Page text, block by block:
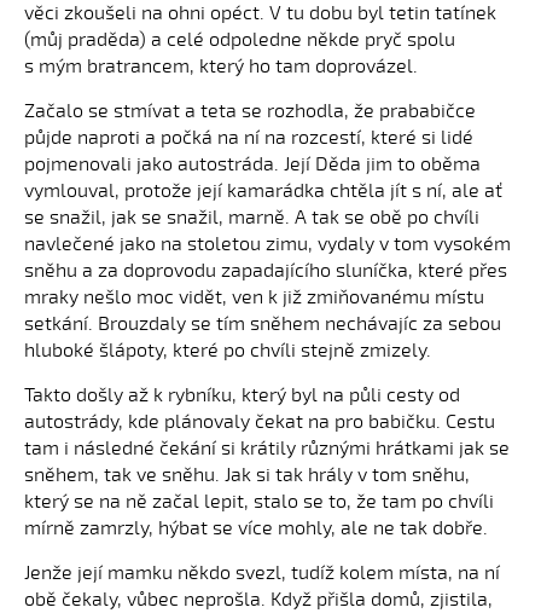
věci zkoušeli na ohni opéct. V tu dobu byl tetin tatínek
(můj praděda) a celé odpoledne někde pryč spolu
s mým bratrancem, který ho tam doprovázel.
Začalo se stmívat a teta se rozhodla, že prababičce
půjde naproti a počká na ní na rozcestí, které si lidé
pojmenovali jako autostráda. Její Děda jim to oběma
vymlouval, protože její kamarádka chtěla jít s ní, ale ať
se snažil, jak se snažil, marně. A tak se obě po chvíli
navlečené jako na stoletou zimu, vydaly v tom vysokém
sněhu a za doprovodu zapadajícího sluníčka, které přes
mraky nešlo moc vidět, ven k již zmiňovanému místu
setkání. Brouzdaly se tím sněhem nechávajíc za sebou
hluboké šlápoty, které po chvíli stejně zmizely.
Takto došly až k rybníku, který byl na půli cesty od
autostrády, kde plánovaly čekat na pro babičku. Cestu
tam i následné čekání si krátily různými hrátkami jak se
sněhem, tak ve sněhu. Jak si tak hrály v tom sněhu,
který se na ně začal lepit, stalo se to, že tam po chvíli
mírně zamrzly, hýbat se více mohly, ale ne tak dobře.
Jenže její mamku někdo svezl, tudíž kolem místa, na ní
obě čekaly, vůbec neprošla. Když přišla domů, zjistila,